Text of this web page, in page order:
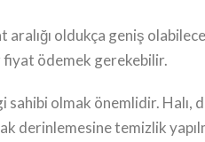
oldukça geniş
fiyat ödemek gerekebilir.
sahibi olmak önemlidir.
derinlemesine temizlik